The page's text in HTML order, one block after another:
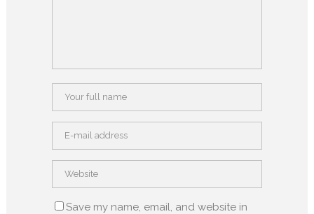
Save my name, email, and website in